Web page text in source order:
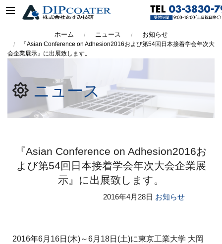
ホーム ニュース お知らせ
『Asian Conference on Adhesion2016および第54回日本接着学会年次大
会企業展示』に出展致します。
ニュース
『Asian Conference on Adhesion2016お
よび第54回日本接着学会年次大会企業展
示』に出展致します。
2016年4月28日 お知らせ
2016年6月16日(木)～6月18日(土)に東京工業大学 大岡